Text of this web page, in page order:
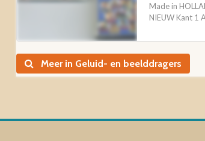
Made in
NIEUW Kant 1
Meer in Geluid- en beelddragers